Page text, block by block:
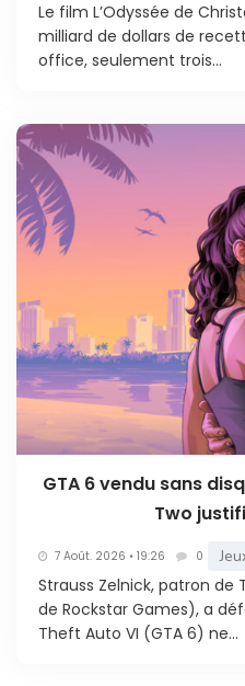
Le film L’Odyssée de
milliard de dollars de
office, seulement trois...
GTA 6 vendu sans
Two
7 Août. 2026 • 19:26 0
Strauss Zelnick, patron
de Rockstar Games), a
Theft Auto VI (GTA 6) ne...